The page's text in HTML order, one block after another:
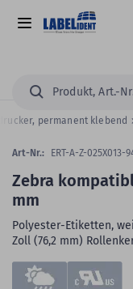
Hauptinhalt
springen
Alle
Suchen...
permanent klebend
Zum
Ende
Skip
Zebra
mm
Polyester-Etiketten,
Zoll (76,2 mm)
Art-Nr.: ERT-A-Z-025X013-